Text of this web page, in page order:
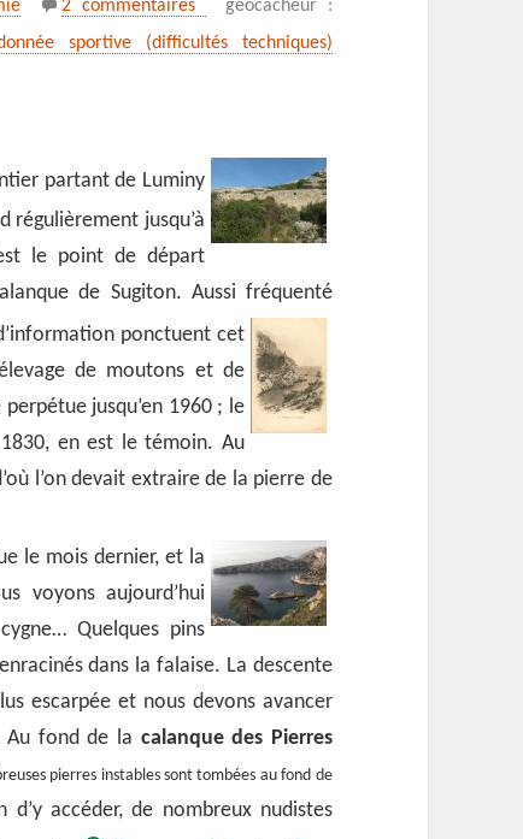
2 commentaires geocacheur :
sportive (difficultés techniques)
partant de Luminy
régulièrement jusqu’à
le point de départ
de Sugiton. Aussi fréquenté
ponctuent cet
de moutons et de
jusqu’en 1960 ; le
en est le témoin. Au
l’on devait extraire de la pierre de
le mois dernier, et la
voyons aujourd’hui
Quelques pins
dans la falaise. La descente
escarpée et nous devons avancer
Au fond de la calanque des Pierres
pierres instables sont tombées au fond de
d’y accéder, de nombreux nudistes